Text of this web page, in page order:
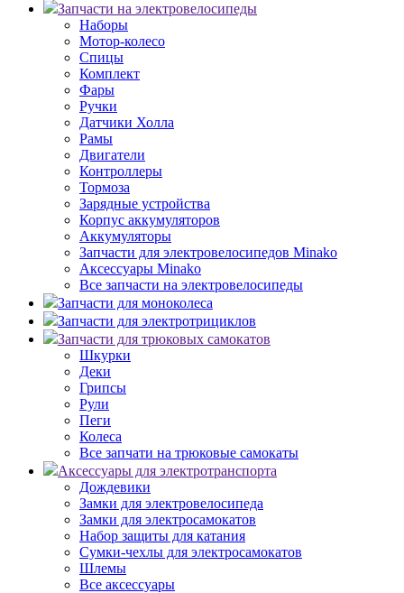
Запчасти на электровелосипеды
Наборы
Мотор-колесо
Спицы
Комплект
Фары
Ручки
Датчики Холла
Рамы
Двигатели
Контроллеры
Тормоза
Зарядные устройства
Корпус аккумуляторов
Аккумуляторы
Запчасти для электровелосипедов Minako
Аксессуары Minako
Все запчасти на электровелосипеды
Запчасти для моноколеса
Запчасти для электротрициклов
Запчасти для трюковых самокатов
Шкурки
Деки
Грипсы
Рули
Пеги
Колеса
Все запчати на трюковые самокаты
Аксессуары для электротранспорта
Дождевики
Замки для электровелосипеда
Замки для электросамокатов
Набор защиты для катания
Сумки-чехлы для электросамокатов
Шлемы
Все аксессуары